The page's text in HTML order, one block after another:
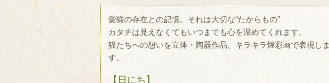
愛猫の存在との記憶。それは大切な“たからもの”
カタチは見えなくてもいつまでも心を温めてくれます。
猫たちへの想いを立体・陶器作品、キラキラ煌彩画で表現しま
す。
【日にち】